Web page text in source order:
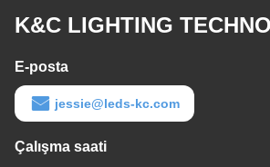
K&C LIGHTING
E-posta
jessie@leds-kc.com
Çalışma saati